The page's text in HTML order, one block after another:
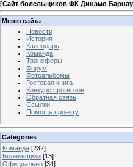
[Сайт болельщиков ФК Динамо
Меню сайта
Новости
История
Календарь
Команда
Трансферы
Форум
Фотоальбомы
Гостевая книга
Конкурс прогнозов
Обратная связь
Ссылки
Помощь проекту
Categories
Команда [232]
Болельщики [13]
Официально [34]